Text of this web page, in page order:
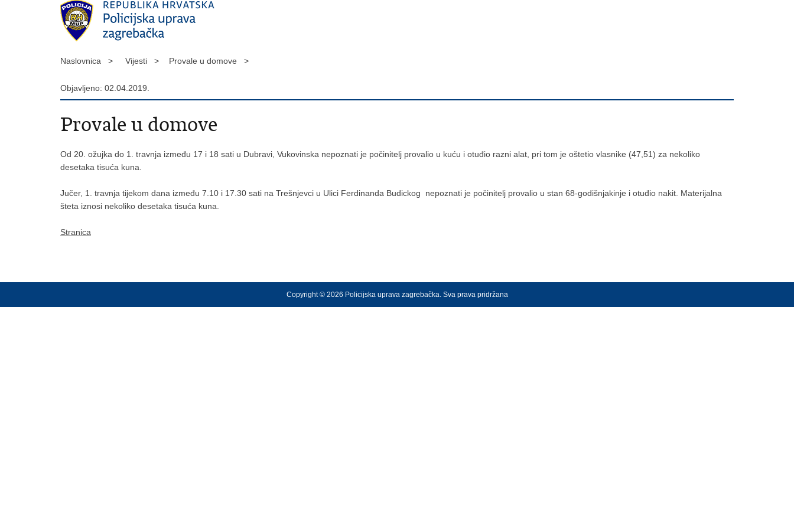
Naslovnica > Vijesti > Provale u domove >
Objavljeno: 02.04.2019.
Provale u domove
Od 20. ožujka do 1. travnja između 17 i 18 sati u Dubravi, Vukovinska nepoznati je počinitelj provalio u kuću i otuđio razni alat, pri tom je oštetio vlasnike (47,51) za nekoliko
desetaka tisuća kuna.
Jučer, 1. travnja tijekom dana između 7.10 i 17.30 sati na Trešnjevci u Ulici Ferdinanda Budickog nepoznati je počinitelj provalio u stan 68-godišnjakinje i otuđio nakit. Materijalna
šteta iznosi nekoliko desetaka tisuća kuna.
Stranica
Copyright © 2026 Policijska uprava zagrebačka. Sva prava pridržana